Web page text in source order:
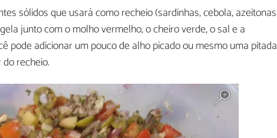
sólidos que usará como recheio (sardinhas, cebola, azeitonas
junto com o molho vermelho, o cheiro verde, o sal e a
pode adicionar um pouco de alho picado ou mesmo uma pitada
recheio.